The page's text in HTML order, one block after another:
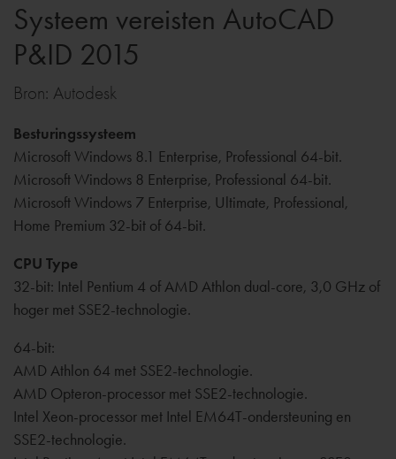
Systeem vereisten AutoCAD
P&ID 2015
Bron: Autodesk
Besturingssysteem
Microsoft Windows 8.1 Enterprise, Professional 64-bit.
Microsoft Windows 8 Enterprise, Professional 64-bit.
Microsoft Windows 7 Enterprise, Ultimate, Professional,
Home Premium 32-bit of 64-bit.
CPU Type
32-bit: Intel Pentium 4 of AMD Athlon dual-core, 3,0 GHz of
hoger met SSE2-technologie.
64-bit:
AMD Athlon 64 met SSE2-technologie.
AMD Opteron-processor met SSE2-technologie.
Intel Xeon-processor met Intel EM64T-ondersteuning en
SSE2-technologie.